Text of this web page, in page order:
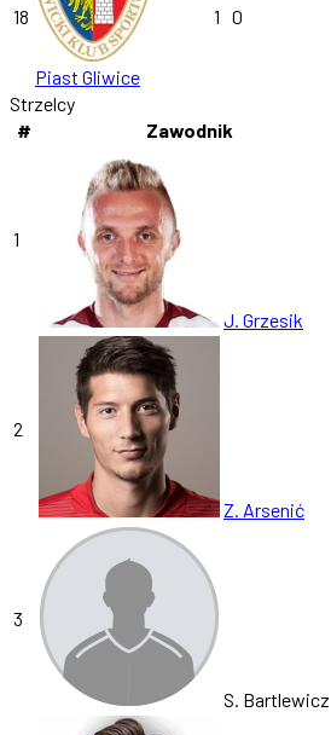
18
Piast Gliwice
1 0
Strzelcy
#
Zawodnik
1
J. Grzesik
2
Z. Arsenić
3
S. Bartlewicz